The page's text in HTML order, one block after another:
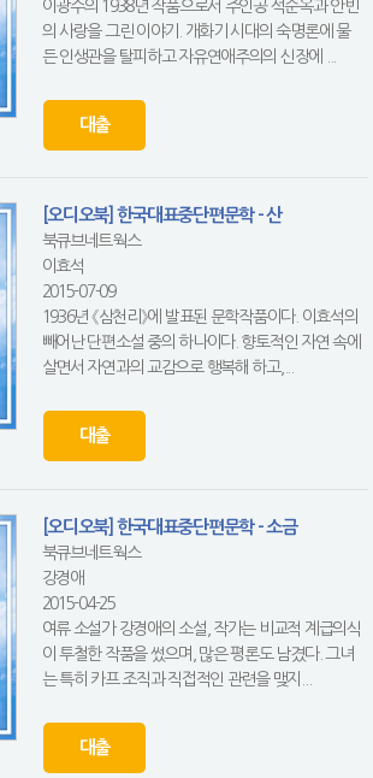
이광수의 1938년 작품으로서 주인공 석순옥과 안빈
의 사랑을 그린 이야기. 개화기 시대의 숙명론에 물
든 인생관을 탈피하고 자유연애주의의 신장에 ...
대출
[오디오북] 한국대표중단편문학 - 산
북큐브네트웍스
이효석
2015-07-09
1936년 《삼천리》에 발표된 문학작품이다. 이효석의
빼어난 단편소설 중의 하나이다. 향토적인 자연 속에
살면서 자연과의 교감으로 행복해 하고,...
대출
[오디오북] 한국대표중단편문학 - 소금
북큐브네트웍스
강경애
2015-04-25
여류 소설가 강경애의 소설, 작가는 비교적 계급의식
이 투철한 작품을 썼으며, 많은 평론도 남겼다. 그녀
는 특히 카프 조직과 직접적인 관련을 맺지...
대출